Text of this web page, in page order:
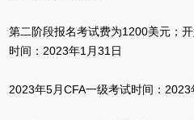
第二阶段报名考试费为1200美元；
时间：2023年1月31日
2023年5月CFA一级考试时间：